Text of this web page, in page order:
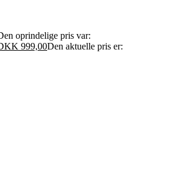
oprindelige pris var:
999,00Den aktuelle pris er: